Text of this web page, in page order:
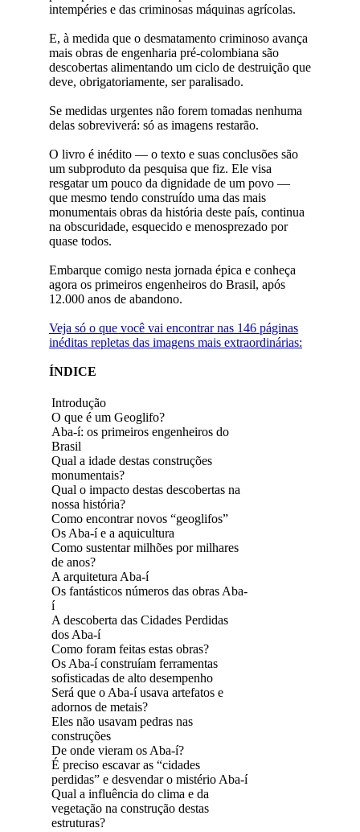
intempéries e das criminosas máquinas agrícolas.
E, à medida que o desmatamento criminoso avança
mais obras de engenharia pré-colombiana são
descobertas alimentando um ciclo de destruição que
deve, obrigatoriamente, ser paralisado.
Se medidas urgentes não forem tomadas nenhuma
delas sobreviverá: só as imagens restarão.
O livro é inédito — o texto e suas conclusões são
um subproduto da pesquisa que fiz. Ele visa
resgatar um pouco da dignidade de um povo —
que mesmo tendo construído uma das mais
monumentais obras da história deste país, continua
na obscuridade, esquecido e menosprezado por
quase todos.
Embarque comigo nesta jornada épica e conheça
agora os primeiros engenheiros do Brasil, após
12.000 anos de abandono.
Veja só o que você vai encontrar nas 146 páginas
inéditas repletas das imagens mais extraordinárias:
ÍNDICE
Introdução
O que é um Geoglifo?
Aba-í: os primeiros engenheiros do
Brasil
Qual a idade destas construções
monumentais?
Qual o impacto destas descobertas na
nossa história?
Como encontrar novos “geoglifos”
Os Aba-í e a aquicultura
Como sustentar milhões por milhares
de anos?
A arquitetura Aba-í
Os fantásticos números das obras Aba-
í
A descoberta das Cidades Perdidas
dos Aba-í
Como foram feitas estas obras?
Os Aba-í construíam ferramentas
sofisticadas de alto desempenho
Será que o Aba-í usava artefatos e
adornos de metais?
Eles não usavam pedras nas
construções
De onde vieram os Aba-í?
É preciso escavar as “cidades
perdidas” e desvendar o mistério Aba-í
Qual a influência do clima e da
vegetação na construção destas
estruturas?